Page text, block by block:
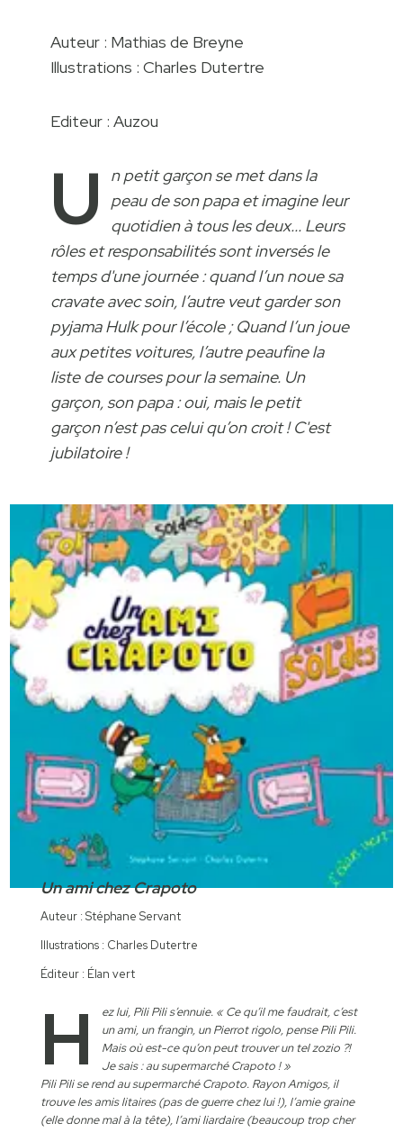
Auteur : Mathias de Breyne
Illustrations : Charles Dutertre
Editeur : Auzou
U
n petit garçon se met dans la
peau de son papa et imagine leur
quotidien à tous les deux... Leurs
rôles et responsabilités sont inversés le
temps d'une journée : quand l’un noue sa
cravate avec soin, l’autre veut garder son
pyjama Hulk pour l’école ; Quand l’un joue
aux petites voitures, l’autre peaufine la
liste de courses pour la semaine. Un
garçon, son papa : oui, mais le petit
garçon n’est pas celui qu’on croit ! C'est
jubilatoire !
Un ami chez Crapoto
Auteur : Stéphane Servant
Illustrations : Charles Dutertre
Éditeur : Élan vert
h
ez lui, Pili Pili s’ennuie. « Ce qu’il me faudrait, c’est
un ami, un frangin, un Pierrot rigolo, pense Pili Pili.
Mais où est-ce qu’on peut trouver un tel zozio ?!
Je sais : au supermarché Crapoto ! »
Pili Pili se rend au supermarché Crapoto. Rayon Amigos, il
trouve les amis litaires (pas de guerre chez lui !), l’amie graine
(elle donne mal à la tête), l’ami liardaire (beaucoup trop cher